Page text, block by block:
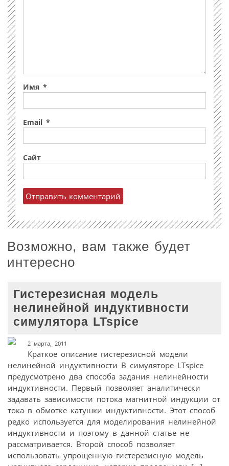
Имя *
Email *
Сайт
Возможно, вам также будет
интересно
Гистерезисная модель
нелинейной индуктивности
симулятора LTspice
2 марта, 2011
Краткое описание гистерезисной модели
нелинейной индуктивности В симуляторе LTspice
предусмотрено два способа задания нелинейности
индуктивности. Первый позволяет аналитически
задавать зависимости потока магнитной индукции от
тока в обмотке катушки индуктивности. Этот способ
редко используется для моделирования нелинейной
индуктивности и поэтому в данной статье не
рассматривается. Второй способ позволяет
использовать упрощенную гистерезисную модель